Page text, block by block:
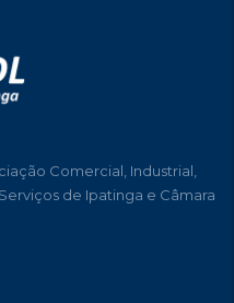
Comercial, Industrial,
de Ipatinga e Câmara